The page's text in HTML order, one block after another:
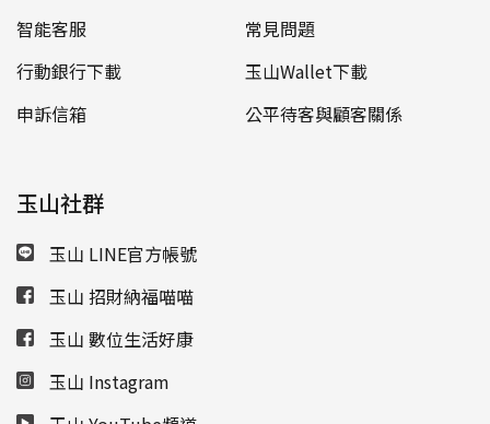
智能客服
常見問題
行動銀行下載
玉山Wallet下載
申訴信箱
公平待客與顧客關係
玉山社群
玉山 LINE官方帳號
玉山 招財納福喵喵
玉山 數位生活好康
玉山 Instagram